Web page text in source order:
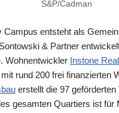
S&P/Cadman
Campus entsteht als
& Partner
Wohnentwickler Instone
rund 200 frei finanzierten
erstellt die 97
gesamten Quartiers ist für